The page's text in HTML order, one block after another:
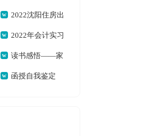
文共559字]
共3677字]
作自我鉴定[本文共
6359字]
2022沈阳住房出
租合同书面版[本文
共4658字]
2022年会计实习
工作总结多篇[本文
共9747字]
读书感悟——家
庭教育对儿童成长的
函授自我鉴定